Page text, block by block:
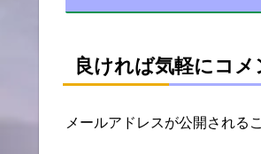
良ければ気軽にコ
メールアドレスが公開される